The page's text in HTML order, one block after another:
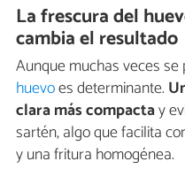
La frescura del
cambia el resultado
Aunque muchas veces se
huevoes determinante.
clara más compactay
sartén, algo que facilita
y una fritura homogénea.